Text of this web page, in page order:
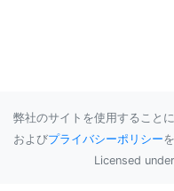
弊社のサイトを使用すること
およびプライバシーポリシー
Licensed under